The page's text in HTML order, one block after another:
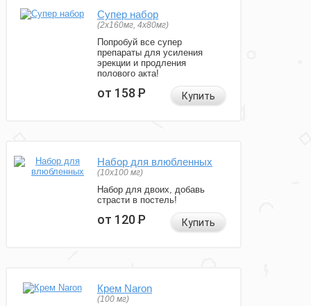
Супер набор
(2х160мг, 4х80мг)
Попробуй все супер
препараты для усиления
эрекции и продления
полового акта!
от 158Р Купить
Набор для влюбленных
(10х100 мг)
Набор для двоих, добавь
страсти в постель!
от 120Р Купить
Крем Naron
(100 мг)